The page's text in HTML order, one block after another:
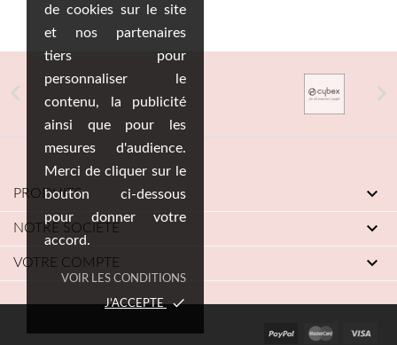
 
PRODUITS 
NOTRE SOCIÉTÉ 
VOTRE COMPTE 
de cookies sur le site
et nos partenaires
tiers pour
personnaliser le
contenu, la publicité
ainsi que pour les
mesures d'audience.
Merci de cliquer sur le
bouton ci-dessous
pour donner votre
accord.
VOIR LES CONDITIONS
J’ACCEPTE done